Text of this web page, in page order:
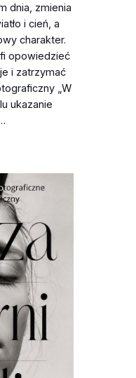
dnia, zmienia
i cień, a
charakter.
opowiedzieć
i zatrzymać
„W
ukazanie